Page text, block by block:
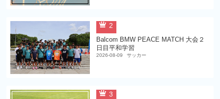
2
Balcom BMW PEACE MATCH 大会２
日目平和学習
2026-08-09 サッカー
3